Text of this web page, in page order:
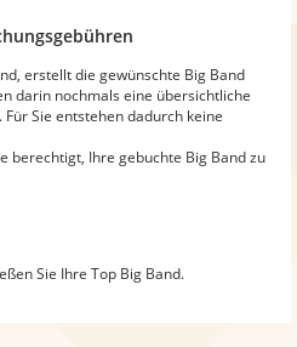
erstellt die gewünschte Big Band
darin nochmals eine übersichtliche
Sie entstehen dadurch keine
berechtigt, Ihre gebuchte Big Band zu
Sie Ihre Top Big Band.